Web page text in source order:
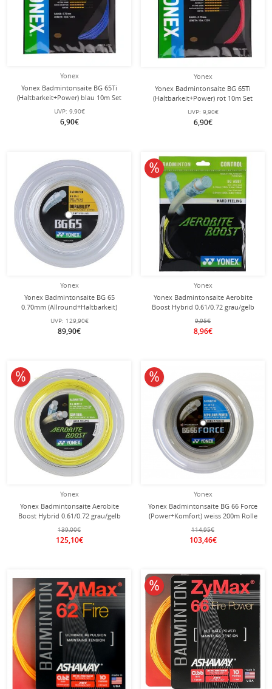
Yonex
Yonex Badmintonsaite BG 65Ti
(Haltbarkeit+Power) blau 10m Set
UVP: 9,90€
6,90€
Yonex
Yonex Badmintonsaite BG 65Ti
(Haltbarkeit+Power) rot 10m Set
UVP: 9,90€
6,90€
Yonex
Yonex Badmintonsaite BG 65
0.70mm (Allround+Haltbarkeit)
weiss 200m Rolle
UVP: 129,90€
89,90€
Yonex
Yonex Badmintonsaite Aerobite
Boost Hybrid 0.61/0.72 grau/gelb
10m Set
9,95€
8,96€
10% reduziert
Yonex
Yonex Badmintonsaite Aerobite
Boost Hybrid 0.61/0.72 grau/gelb
200m Rolle
139,00€
125,10€
10% reduziert
Yonex
Yonex Badmintonsaite BG 66 Force
(Power+Komfort) weiss 200m Rolle
114,95€
103,46€
10% reduziert
10% reduziert